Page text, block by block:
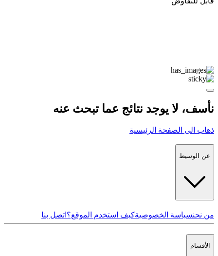
نأسف، لا يوجد نتائج عما تبحث عنه
ذهاب الى الصفحة الرئيسية
عن الوسيط
من نحنسياسة الخصوصيةكيف استخدم الموقع؟ اتصل بنا
الأقسام